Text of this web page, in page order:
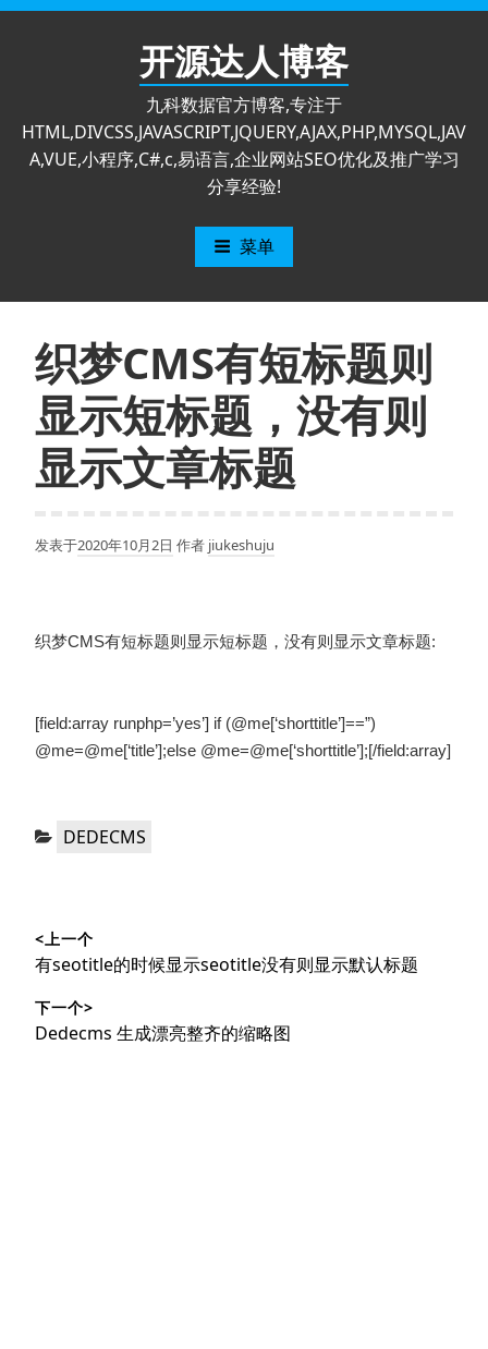
跳
开源达人博客
九科数据官方博客,专注于
HTML,DIVCSS,JAVASCRIPT,JQUERY,AJAX,PHP,MYSQL,JAV
A,VUE,小程序,C#,c,易语言,企业网站SEO优化及推广学习
分享经验!
菜单
织梦CMS有短标题则
显示短标题，没有则
显示文章标题
发表于2020年10月2日 作者 jiukeshuju
织梦CMS有短标题则显示短标题，没有则显示文章标题:
[field:array runphp=’yes’] if (@me[‘shorttitle’]==”)
@me=@me[‘title’];else @me=@me[‘shorttitle’];[/field:array]
分
DEDECMS
章
导
航
<上一个
上
文
章：
有seotitle的时候显示seotitle没有则显示默认标题
下一个>
下
Dedecms 生成漂亮整齐的缩略图